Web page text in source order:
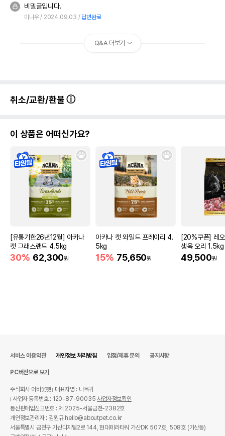
비밀글입니다.
미니우 2024.09.03 답변완료
Q&A 더보기
취소/교환/환불
이 상품은 어떠신가요?
[유통기한26년12월] 아카나
캣 그래스랜드 4.5kg
30% 62,300원
아카나 캣 와일드 프레이리 4.
5kg
15% 75,650원
[20%쿠폰] 레
생육 오리 1.5kg
49,500원
서비스 이용약관 개인정보 처리방침 입점/제휴 문의 공지사항
PC버전으로 보기
주식회사 어바웃펫
대표자명 : 나옥귀
사업자 등록번호 : 120-87-90035사업자정보확인
통신판매업신고번호 : 제 2025-서울금천-2382호
개인정보관리자 : 김원규 hello@aboutpet.co.kr
서울특별시 금천구 가산디지털2로 144, 현대테라타워 가산DK 507호, 508호 (가산동)